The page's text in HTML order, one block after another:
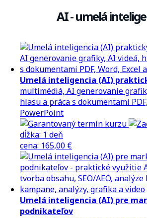
AI - umelá
Umelá inteligencia (AI)
multimédiá, AI generovanie
hlasu a práca s dokumentami
PowerPoint
dĺžka: 1 deň
cena: 165,00 €
Umelá inteligencia (AI) pre
podnikateľov